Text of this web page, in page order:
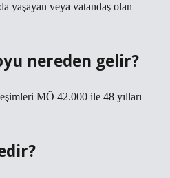
yaşayan veya vatandaş olan
nereden gelir?
MÖ 42.000 ile 48 yılları